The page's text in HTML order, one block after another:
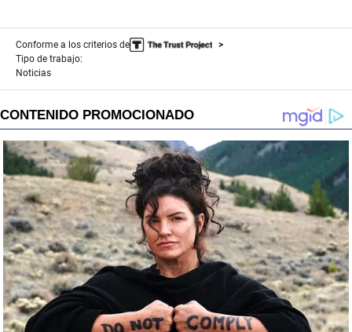
Conforme a los criterios de
Tipo de trabajo:
Noticias